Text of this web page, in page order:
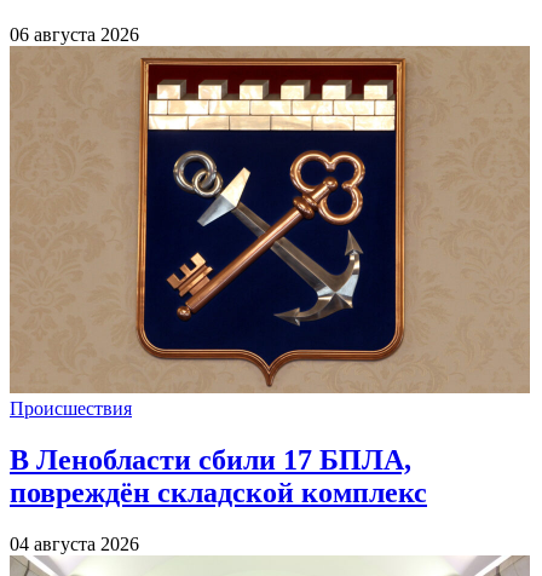
06 августа 2026
Происшествия
В Ленобласти сбили 17 БПЛА,
повреждён складской комплекс
04 августа 2026